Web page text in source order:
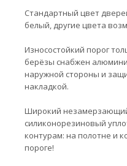
Стандартный цвет
белый, другие цвета
Износостойкий порог
берёзы снабжен
наружной стороны и
накладкой.
Широкий
силиконорезиновый
контурам: на полотне и
пороге!